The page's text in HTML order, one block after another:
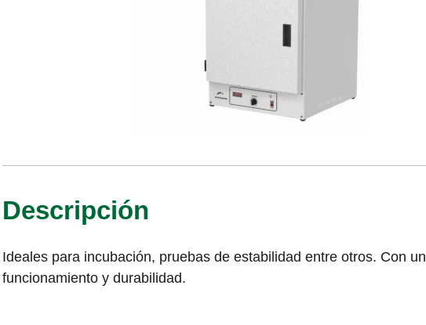
Descripción
Ideales para incubación, pruebas de estabilidad entre otros. Con
funcionamiento y durabilidad.